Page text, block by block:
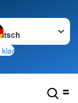
wechseln zu
klar